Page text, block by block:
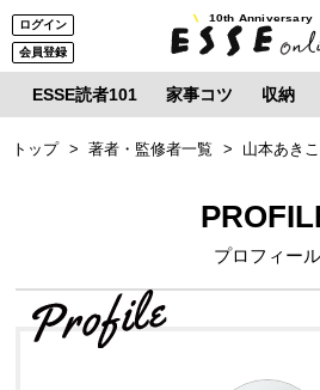
ログイン
会員登録
10th Anniversary
ESSE読者101 家事コツ 収納
トップ 著者・監修者一覧 山本あきこ
プロフィール